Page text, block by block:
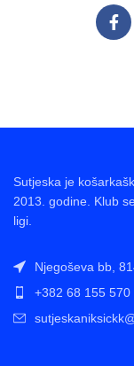
Sutjeska je
2013. godine. Klub
ligi.
Njegoševa bb,
+382 68 155 570